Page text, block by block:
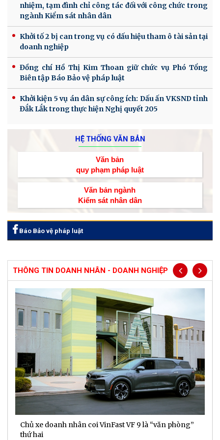
nhiệm, tạm đình chỉ công tác đối với công chức trong
ngành Kiểm sát nhân dân
Khởi tố 2 bị can trong vụ có dấu hiệu tham ô tài sản tại
doanh nghiệp
Đồng chí Hồ Thị Kim Thoan giữ chức vụ Phó Tổng
Biên tập Báo Bảo vệ pháp luật
Khởi kiện 5 vụ án dân sự công ích: Dấu ấn VKSND tỉnh
Đắk Lắk trong thực hiện Nghị quyết 205
HỆ THỐNG VĂN BẢN
Văn bản
quy phạm pháp luật
Văn bản ngành
Kiểm sát nhân dân
Báo Bảo vệ pháp luật
THÔNG TIN DOANH NHÂN - DOANH NGHIỆP
Chủ xe doanh nhân coi VinFast VF 9 là “văn phòng”
thứ hai